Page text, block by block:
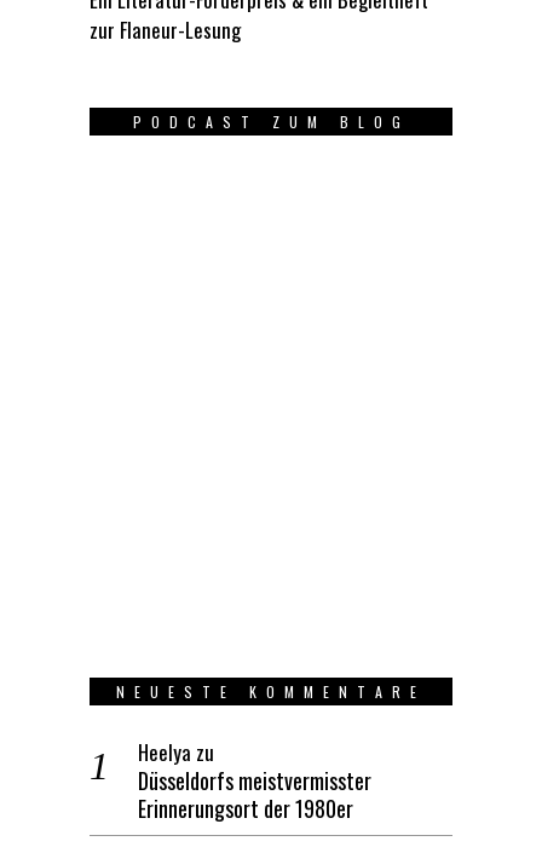
zur Flaneur-Lesung
PODCAST ZUM BLOG
NEUESTE KOMMENTARE
Heelya zu
Düsseldorfs meistvermisster
Erinnerungsort der 1980er